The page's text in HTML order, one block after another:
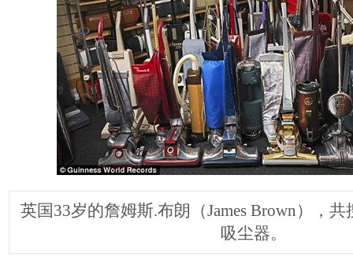
英国33岁的詹姆斯.布朗（James Brown），
吸尘器。